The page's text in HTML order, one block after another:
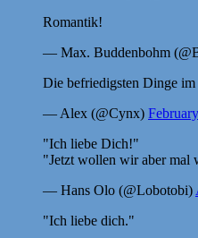
Romantik!
— Max. Buddenbohm
Die befriedigsten Dinge im
— Alex (@Cynx)
"Ich liebe Dich!"
"Jetzt wollen wir aber mal
— Hans Olo (@Lobotobi)
"Ich liebe dich."